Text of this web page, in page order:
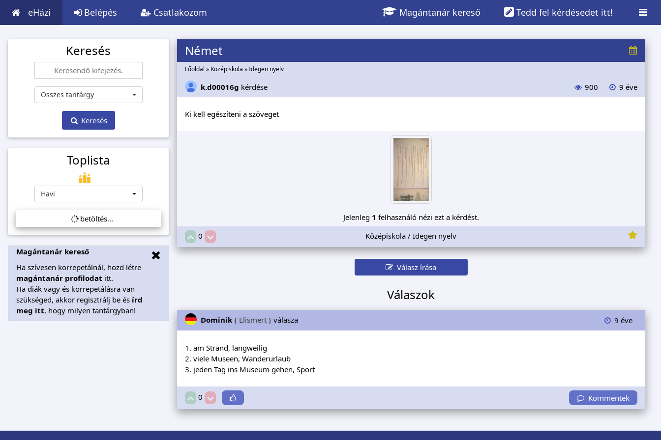
eHázi Belépés Csatlakozom Tedd fel kérdésedet itt!
Magántanár kereső
Keresés
Összes tantárgy
Keresés
Toplista
Havi
betöltés...
Magántanár kereső
Ha szívesen korrepetálnál, hozd létre
magántanár profilodat itt.
Ha diák vagy és korrepetálásra van
szükséged, akkor regisztrálj be és írd
meg itt, hogy milyen tantárgyban!
Német
Főoldal » Középiskola »Idegen nyelv
k.d00016g kérdése 900 9 éve
Ki kell egészíteni a szöveget
Jelenleg 1 felhasználó nézi ezt a kérdést.
0
Középiskola / Idegen nyelv
Válasz írása
Válaszok
Dominik { Elismert }válasza 9 éve
1. am Strand, langweilig
2. viele Museen, Wanderurlaub
3. jeden Tag ins Museum gehen, Sport
0 Kommentek